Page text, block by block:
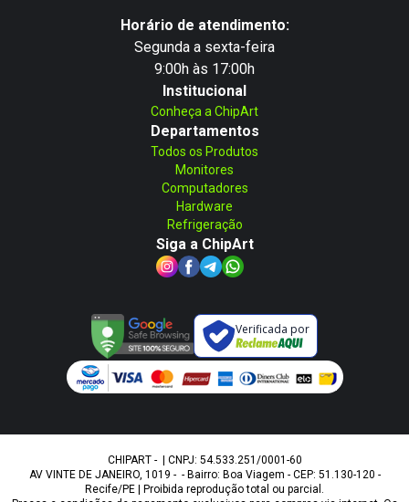
Horário de atendimento:
Segunda a sexta-feira
9:00h às 17:00h
Institucional
Conheça a ChipArt
Departamentos
Todos os Produtos
Monitores
Computadores
Hardware
Refrigeração
Siga a ChipArt
Verificada por
CHIPART - | CNPJ: 54.533.251/0001-60
AV VINTE DE JANEIRO, 1019 - - Bairro: Boa Viagem - CEP: 51.130-120 -
Recife/PE | Proibida reprodução total ou parcial.